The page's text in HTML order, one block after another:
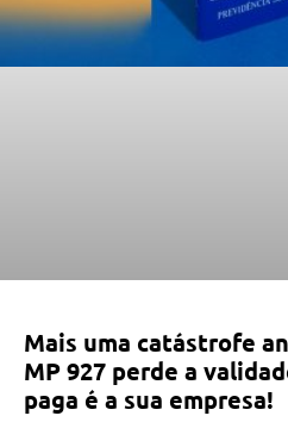
Mais uma catástrofe
MP 927 perde a
paga é a sua empresa!